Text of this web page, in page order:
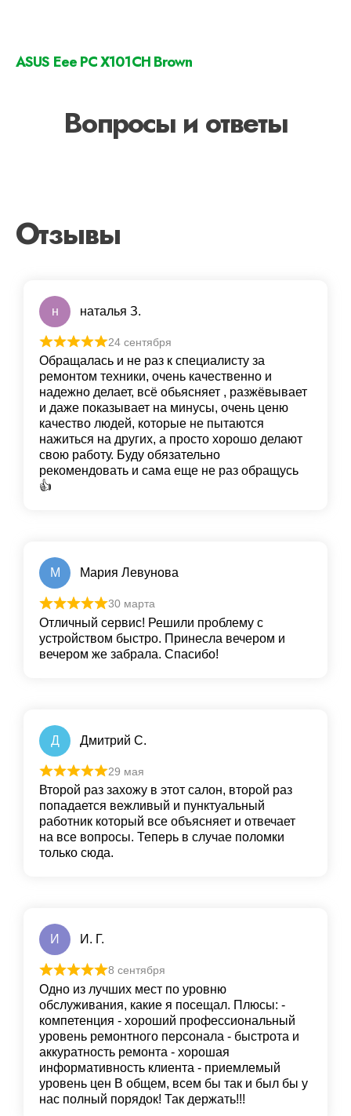
ASUS Eee PC X101CH Brown
Вопросы и ответы
Отзывы
н наталья З.
24 сентября
Обращалась и не раз к специалисту за
ремонтом техники, очень качественно и
надежно делает, всё обьясняет , разжёвывает
и даже показывает на минусы, очень ценю
качество людей, которые не пытаются
нажиться на других, а просто хорошо делают
свою работу. Буду обязательно
рекомендовать и сама еще не раз обращусь
👍
М Мария Левунова
30 марта
Отличный сервис! Решили проблему с
устройством быстро. Принесла вечером и
вечером же забрала. Спасибо!
Д Дмитрий С.
29 мая
Второй раз захожу в этот салон, второй раз
попадается вежливый и пунктуальный
работник который все объясняет и отвечает
на все вопросы. Теперь в случае поломки
только сюда.
И И. Г.
8 сентября
Одно из лучших мест по уровню
обслуживания, какие я посещал. Плюсы: -
компетенция - хороший профессиональный
уровень ремонтного персонала - быстрота и
аккуратность ремонта - хорошая
информативность клиента - приемлемый
уровень цен В общем, всем бы так и был бы у
нас полный порядок! Так держать!!!